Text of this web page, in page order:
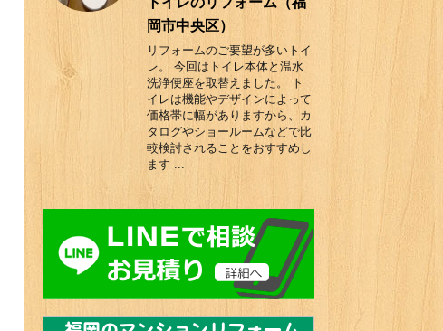
岡市中央区）
リフォームのご要望が多いトイ
レ。 今回はトイレ本体と温水
洗浄便座を取替えました。 ト
イレは機能やデザインによって
価格帯に幅がありますから、カ
タログやショールームなどで比
較検討されることをおすすめし
ます ...